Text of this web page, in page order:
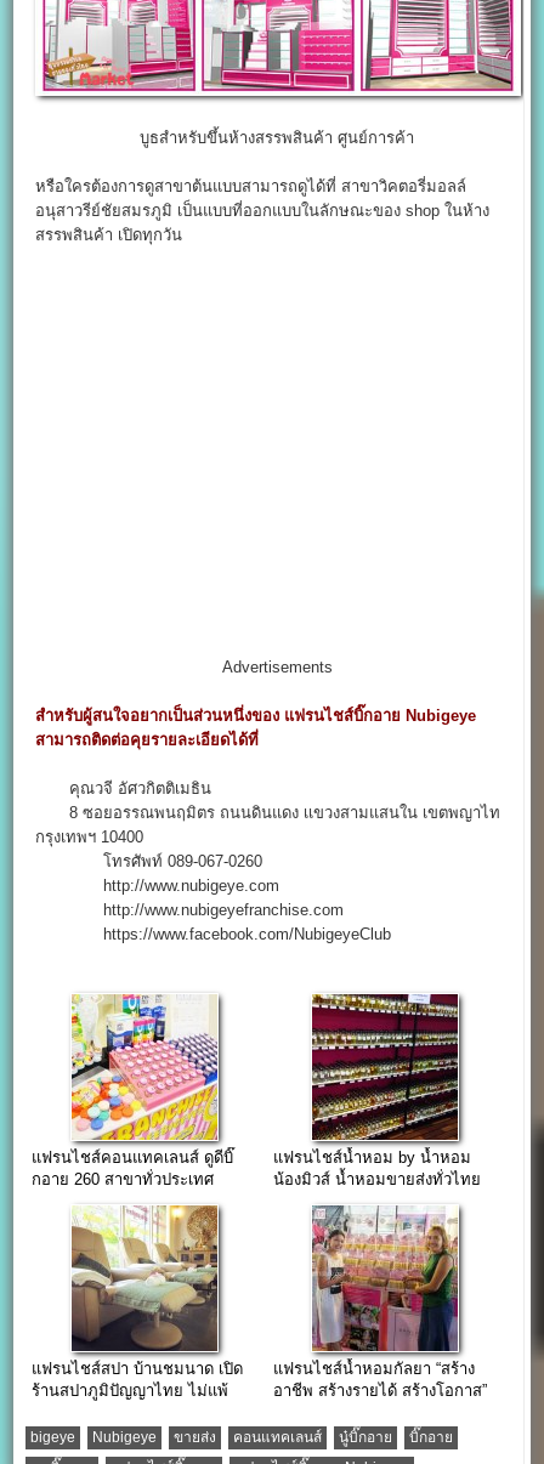
บูธสำหรับขึ้นห้างสรรพสินค้า ศูนย์การค้า
หรือใครต้องการดูสาขาต้นแบบสามารถดูได้ที่ สาขาวิคตอรี่มอลล์
อนุสาวรีย์ชัยสมรภูมิ เป็นแบบที่ออกแบบในลักษณะของ shop ในห้าง
สรรพสินค้า เปิดทุกวัน
Advertisements
สำหรับผู้สนใจอยากเป็นส่วนหนึ่งของ แฟรนไชส์บิ๊กอาย Nubigeye
สามารถติดต่อคุยรายละเอียดได้ที่
คุณวจี อัศวกิตติเมธิน
8 ซอยอรรณพนฤมิตร ถนนดินแดง เเขวงสามแสนใน เขตพญาไท
กรุงเทพฯ 10400
โทรศัพท์ 089-067-0260
http://www.nubigeye.com
http://www.nubigeyefranchise.com
https://www.facebook.com/NubigeyeClub
แฟรนไชส์คอนแทคเลนส์ ดูดีบิ๊
กอาย 260 สาขาทั่วประเทศ
แฟรนไชส์น้ำหอม by น้ำหอม
น้องมิวส์ น้ำหอมขายส่งทั่วไทย
แฟรนไชส์สปา บ้านชมนาด เปิด
ร้านสปาภูมิปัญญาไทย ไม่แพ้
แฟรนไชส์น้ำหอมกัลยา “สร้าง
อาชีพ สร้างรายได้ สร้างโอกาส”
bigeye Nubigeye ขายส่ง คอนแทคเลนส์ นู๋บิ๊กอาย
บิ๊กอาย